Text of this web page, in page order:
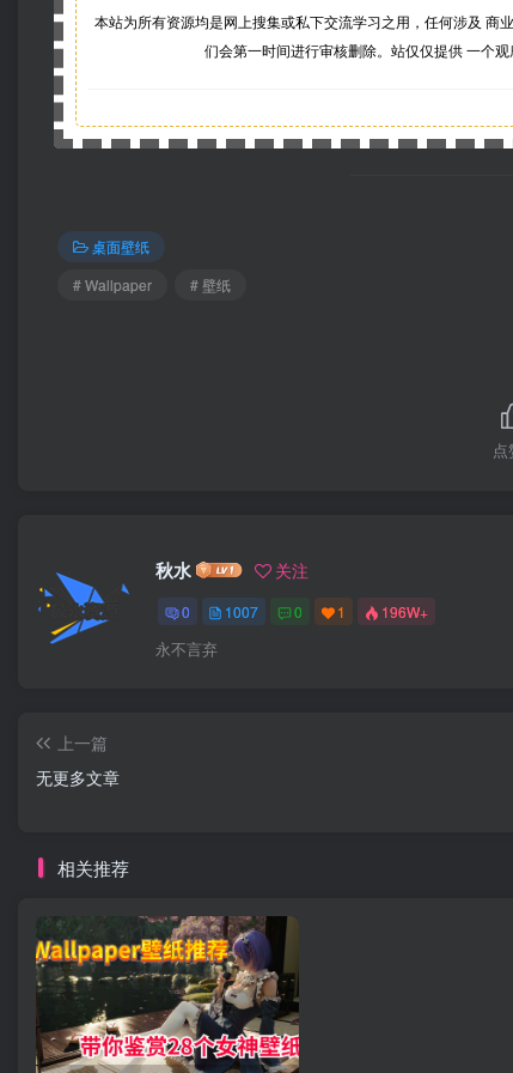
本站为所有资源均是网上搜集或私下交流学习之用，任何涉及 商
们会第一时间进行审核删除。站仅仅提供 一个
桌面壁纸
# Wallpaper
# 壁纸
点
秋水 关注
0 1007 0 1 196W+
永不言弃
上一篇
无更多文章
相关推荐